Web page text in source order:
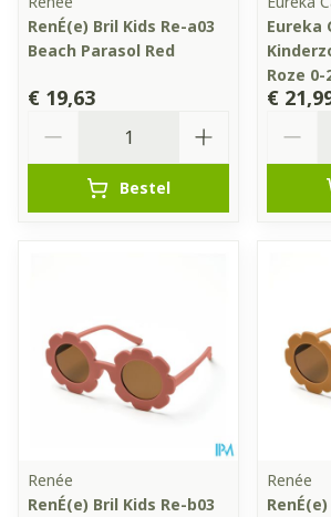
RenÉ(e) Bril Kids Re-a03
Beach Parasol Red
€ 19,63
Bestel
Eureka
Roze 0-
€
Renée
RenÉ(e) Bril Kids Re-b03
Renée